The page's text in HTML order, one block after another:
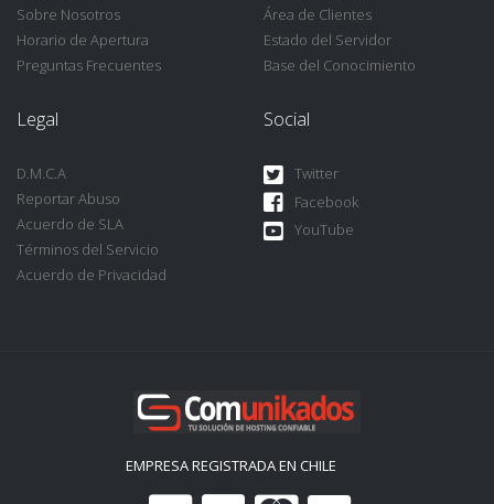
Sobre Nosotros
Horario de Apertura
Preguntas Frecuentes
Área de Clientes
Estado del Servidor
Base del Conocimiento
Legal
D.M.C.A
Reportar Abuso
Acuerdo de SLA
Términos del Servicio
Acuerdo de Privacidad
Social
Twitter
Facebook
YouTube
EMPRESA REGISTRADA EN CHILE